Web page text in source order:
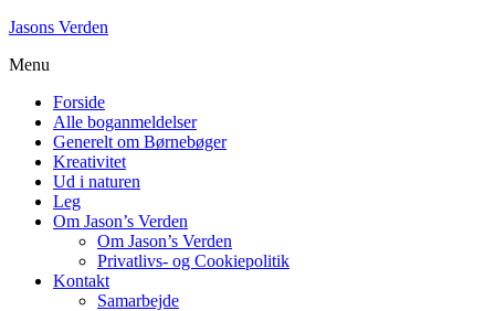
Skip
content
Jasons Verden
Menu
Forside
Alle boganmeldelser
Generelt om Børnebøger
Kreativitet
Ud i naturen
Leg
Om Jason’s Verden
Om Jason’s Verden
Privatlivs- og Cookiepolitik
Kontakt
Samarbejde